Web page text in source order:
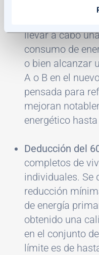
llevar a cabo
consumo de
o bien alcanzar
A o B en el
pensada para
mejoran
energético
Deducción del
completos de
individuales. Se
reducción
de energía
obtenido una
en el conjunto
límite es de